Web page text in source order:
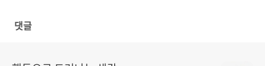
댓글